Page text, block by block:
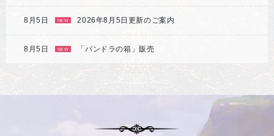
8月5日 NEW 2026年8月5日更新のご案内
8月5日 NEW 「パンドラの箱」販売